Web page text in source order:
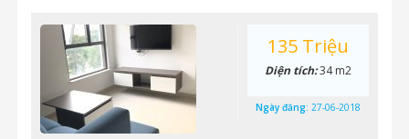
135 Triệu
Diện tích:34 m2
Ngày đăng: 27-06-2018